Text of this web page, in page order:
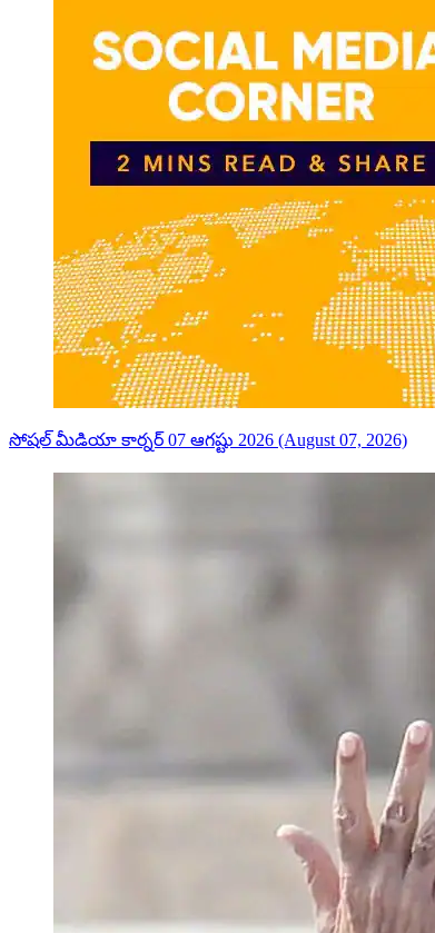
సోషల్ మీడియా కార్నర్ 07 ఆగష్టు 2026 (August 07, 2026)